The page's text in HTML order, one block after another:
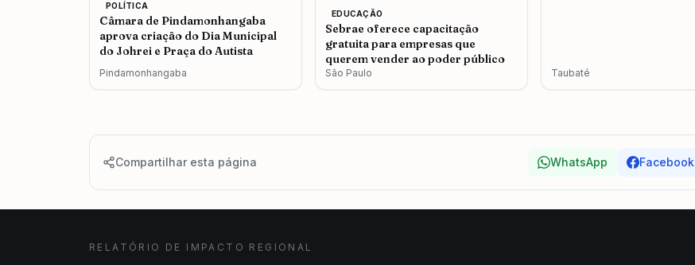
POLÍTICA
Câmara de Pindamonhangaba
aprova criação do Dia Municipal
do Johrei e Praça do Autista
Pindamonhangaba
EDUCAÇÃO
Sebrae oferece capacitação
gratuita para empresas que
querem vender ao poder público
São Paulo Taubaté
Compartilhar esta página WhatsApp Facebook
RELATÓRIO DE IMPACTO REGIONAL